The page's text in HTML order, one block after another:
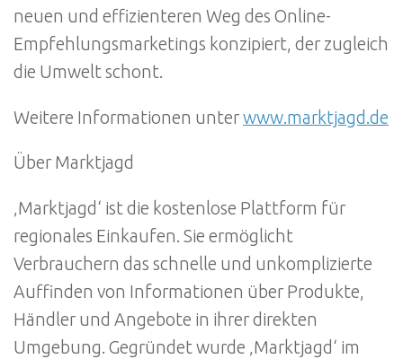
neuen und effizienteren Weg des Online-
Empfehlungsmarketings konzipiert, der zugleich
die Umwelt schont.
Weitere Informationen unterwww.marktjagd.de
Über Marktjagd
‚Marktjagd‘ ist die kostenlose Plattform für
regionales Einkaufen. Sie ermöglicht
Verbrauchern das schnelle und unkomplizierte
Auffinden von Informationen über Produkte,
Händler und Angebote in ihrer direkten
Umgebung. Gegründet wurde ‚Marktjagd‘ im